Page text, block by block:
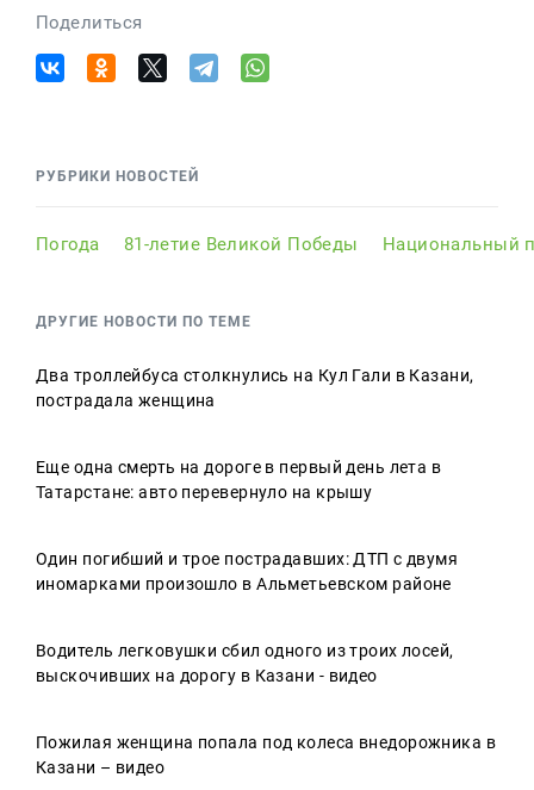
Поделиться
РУБРИКИ НОВОСТЕЙ
Погода 81-летие Великой Победы Национальный
ДРУГИЕ НОВОСТИ ПО ТЕМЕ
Два троллейбуса столкнулись на Кул Гали в Казани,
пострадала женщина
Еще одна смерть на дороге в первый день лета в
Татарстане: авто перевернуло на крышу
Один погибший и трое пострадавших: ДТП с двумя
иномарками произошло в Альметьевском районе
Водитель легковушки сбил одного из троих лосей,
выскочивших на дорогу в Казани - видео
Пожилая женщина попала под колеса внедорожника в
Казани – видео